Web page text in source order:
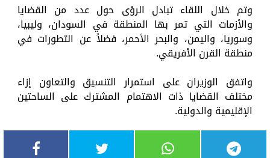
وتم خلال اللقاء تبادل الرؤى حول عدد من القضايا
والأزمات التي تمر بها المنطقة في السودان، وليبيا،
وسوريا، واليمن، والبحر الأحمر، فضلاً عن التطورات في
منطقة القرن الأفريقي.
واتفق الوزيران على استمرار التنسيق والتعاون إزاء
مختلف القضايا ذات الاهتمام المشترك على الساحتين
الإقليمية والدولية.